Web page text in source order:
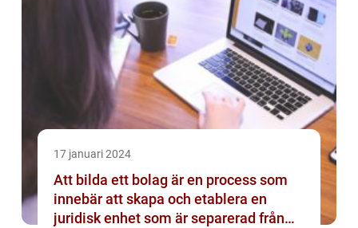
17 januari 2024
Att bilda ett bolag är en process som
innebär att skapa och etablera en
juridisk enhet som är separerad från